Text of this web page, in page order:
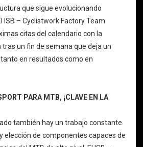
que sigue evolucionando
ISB – Cyclistwork Factory Team
citas del calendario con la
un fin de semana que deja un
en resultados como en
PARA MTB, ¡CLAVE EN LA
también hay un trabajo constante
elección de componentes capaces de